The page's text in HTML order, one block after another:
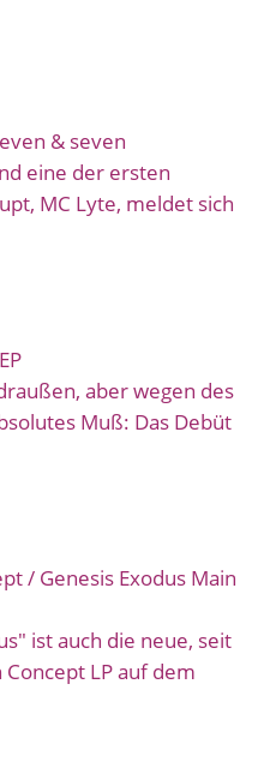
& seven
eine der ersten
MC Lyte, meldet sich
aber wegen des
Muß: Das Debüt
/ Genesis Exodus Main
ist auch die neue, seit
LP auf dem